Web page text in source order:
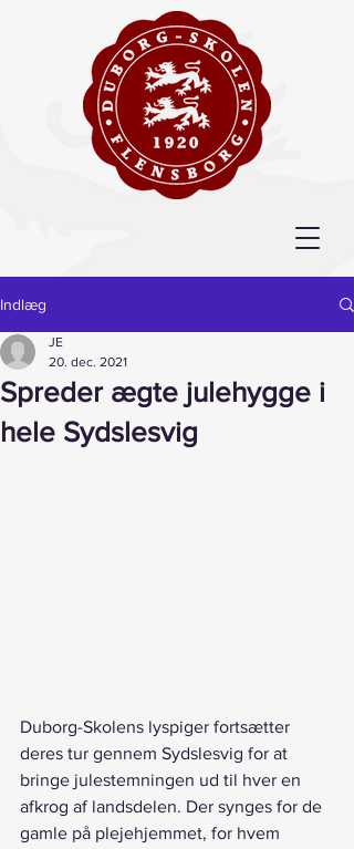
Indlæg
Spreder ægte julehygge i
hele Sydslesvig
JE
20. dec. 2021
Duborg-Skolens lyspiger fortsætter
deres tur gennem Sydslesvig for at
bringe julestemningen ud til hver en
afkrog af landsdelen. Der synges for de
gamle på plejehjemmet, for hvem